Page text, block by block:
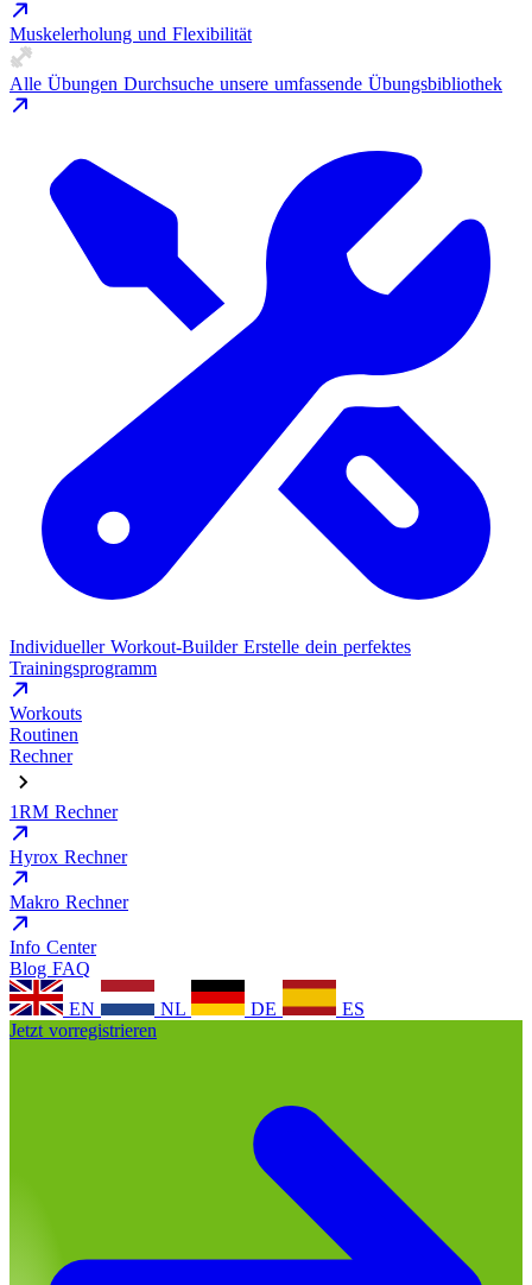
Muskelerholung und Flexibilität
Alle Übungen Durchsuche unsere umfassende Übungsbibliothek
Individueller Workout-Builder Erstelle dein perfektes
Trainingsprogramm
Workouts
Routinen
Rechner
1RM Rechner
Hyrox Rechner
Makro Rechner
Info Center
Blog FAQ
EN
NL DE
ES
Jetzt vorregistrieren